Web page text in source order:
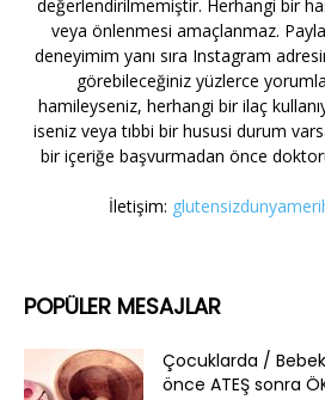
değerlendirilmemiştir. Herhangi bir
veya önlenmesi amaçlanmaz.
deneyimim yanı sıra Instagram
görebileceğiniz yüzlerce
hamileyseniz, herhangi bir ilaç
iseniz veya tıbbi bir hususi durum
bir içeriğe başvurmadan önce
İletişim:
POPÜLER MESAJLAR
Çocuklarda /
önce ATEŞ sonra